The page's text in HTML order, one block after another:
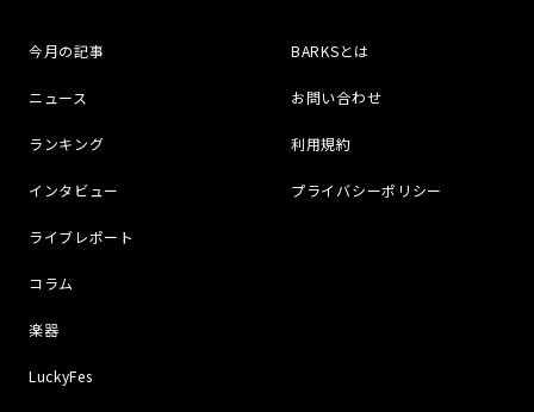
今月の記事
ニュース
ランキング
インタビュー
ライブレポート
コラム
楽器
LuckyFes
BARKSとは
お問い合わせ
利用規約
プライバシーポリシー